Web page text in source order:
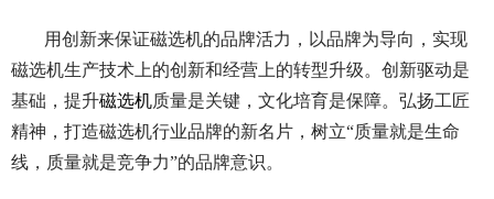
用创新来保证磁选机的品牌活力，以品牌为导向，实现
磁选机生产技术上的创新和经营上的转型升级。创新驱动是
基础，提升磁选机质量是关键，文化培育是保障。弘扬工匠
精神，打造磁选机行业品牌的新名片，树立“质量就是生命
线，质量就是竞争力”的品牌意识。